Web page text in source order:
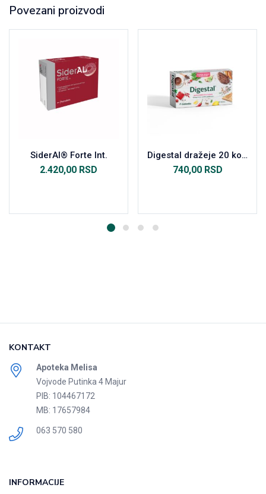
Povezani proizvodi
SiderAl® Forte Int.
2.420,00 RSD
Digestal dražeje 20 komada
740,00 RSD
KONTAKT
Apoteka Melisa
Vojvode Putinka 4 Majur
PIB: 104467172
MB: 17657984
063 570 580
INFORMACIJE